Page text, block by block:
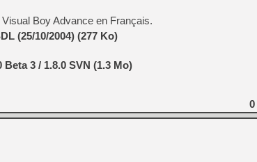
[GK] Beast of
[GK] Ubisoft : fin de partie
[GK] Mémoire cash -
[GK] Dan Houser (GTA)
[GK] Comment EA Sports
[GK] Crimson Moon : un
[GK] Isle of Reveries : le
[GK] Moonlighter 2 : The
[GK] Capcom relance
[Mo5] Deux inédits du
[GK] Le beat'em up The
Boy Advance en Français.
(25/10/2004) (277 Ko)
3 / 1.8.0 SVN (1.3 Mo)
0